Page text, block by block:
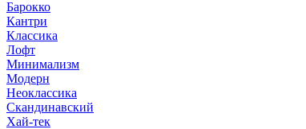
Барокко
Кантри
Классика
Лофт
Минимализм
Модерн
Неоклассика
Скандинавский
Хай-тек